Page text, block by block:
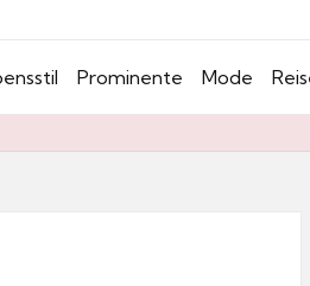
Prominente Mode